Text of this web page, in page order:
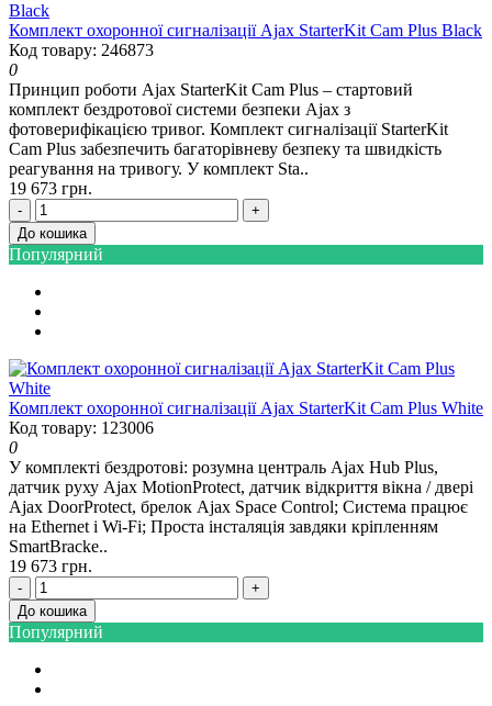
Комплект охоронної сигналізації Ajax StarterKit Cam Plus Black
Код товару: 246873
0
Принцип роботи Ajax StarterKit Cam Plus – стартовий
комплект бездротової системи безпеки Ajax з
фотоверифікацією тривог. Комплект сигналізації StarterKit
Cam Plus забезпечить багаторівневу безпеку та швидкість
реагування на тривогу. У комплект Sta..
19 673 грн.
-
+
До кошика
Популярний
Комплект охоронної сигналізації Ajax StarterKit Cam Plus White
Код товару: 123006
0
У комплекті бездротові: розумна централь Ajax Hub Plus,
датчик руху Ajax MotionProtect, датчик відкриття вікна / двері
Ajax DoorProtect, брелок Ajax Space Control; Система працює
на Ethernet і Wi-Fi; Проста інсталяція завдяки кріпленням
SmartBracke..
19 673 грн.
-
+
До кошика
Популярний